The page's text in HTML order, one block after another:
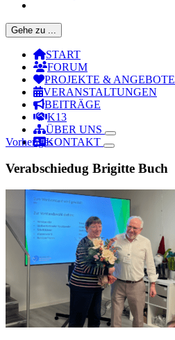
Gehe zu ...
START
FORUM
PROJEKTE & ANGEBOTE
VERANSTALTUNGEN
BEITRÄGE
K13
ÜBER UNS
KONTAKT
Vorheriges
Verabschiedug Brigitte Buch